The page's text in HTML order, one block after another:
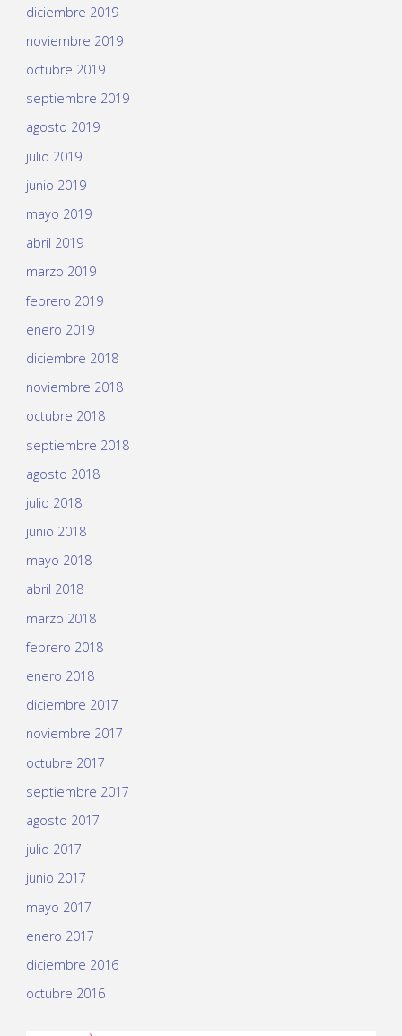
diciembre 2019
noviembre 2019
octubre 2019
septiembre 2019
agosto 2019
julio 2019
junio 2019
mayo 2019
abril 2019
marzo 2019
febrero 2019
enero 2019
diciembre 2018
noviembre 2018
octubre 2018
septiembre 2018
agosto 2018
julio 2018
junio 2018
mayo 2018
abril 2018
marzo 2018
febrero 2018
enero 2018
diciembre 2017
noviembre 2017
octubre 2017
septiembre 2017
agosto 2017
julio 2017
junio 2017
mayo 2017
enero 2017
diciembre 2016
octubre 2016